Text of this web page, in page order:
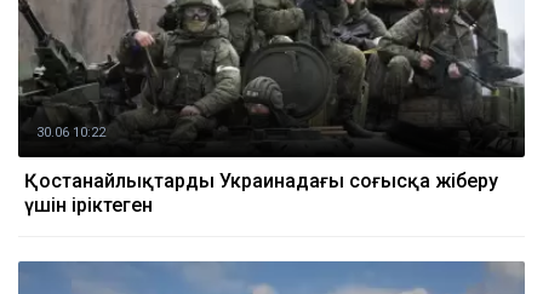
30.06 10:22
Қостанайлықтарды Украинадағы соғысқа жіберу
үшін іріктеген